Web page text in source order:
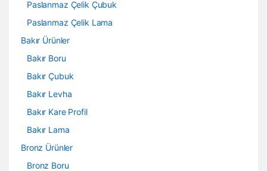
Paslanmaz Çelik Çubuk
Paslanmaz Çelik Lama
Bakır Ürünler
Bakır Boru
Bakır Çubuk
Bakır Levha
Bakır Kare Profil
Bakır Lama
Bronz Ürünler
Bronz Boru